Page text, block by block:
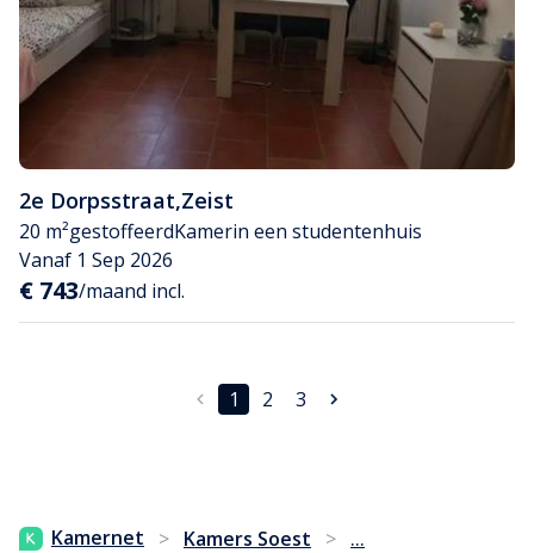
2e Dorpsstraat,Zeist
20 m²gestoffeerdKamerin een studentenhuis
Vanaf 1 Sep 2026
€ 743/maand incl.
1 2 3
Kamernet > Kamers Soest > ...